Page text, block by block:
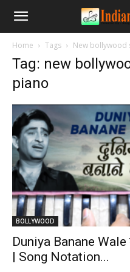
Home Tags New bollywood
Tag: new
piano
BOLLYWOOD
Duniya Banane Wale
| Song Notation...